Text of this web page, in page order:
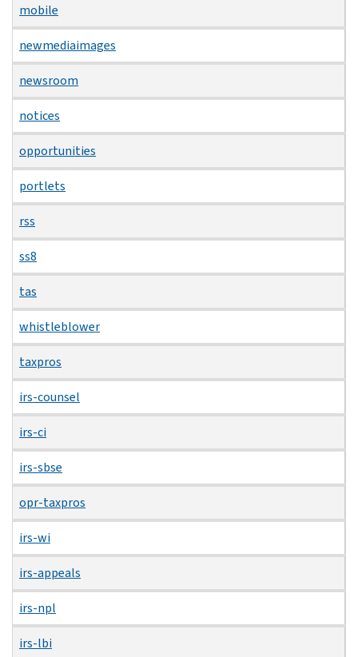
mobile
newmediaimages
newsroom
notices
opportunities
portlets
rss
ss8
tas
whistleblower
taxpros
irs-counsel
irs-ci
irs-sbse
opr-taxpros
irs-wi
irs-appeals
irs-npl
irs-lbi